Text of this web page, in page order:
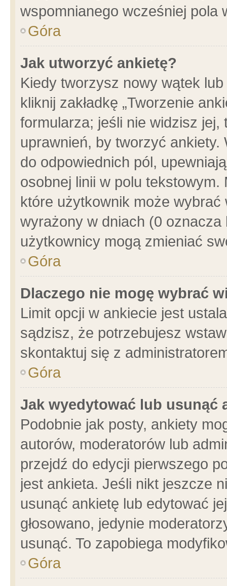
wspomnianego wcześniej pola
Góra
Jak utworzyć ankietę?
Kiedy tworzysz nowy wątek
kliknij zakładkę „Tworzenie
formularza; jeśli nie widzisz
uprawnień, by tworzyć ankiety.
do odpowiednich pól,
osobnej linii w polu
które użytkownik może
wyrażony w dniach (0
użytkownicy mogą zmieniać
Góra
Dlaczego nie mogę wybrać
Limit opcji w ankiecie jest
sądzisz, że potrzebujesz
skontaktuj się z
Góra
Jak wyedytować lub usunąć
Podobnie jak posty, ankiety
autorów, moderatorów lub
przejdź do edycji pierwszego
jest ankieta. Jeśli nikt jeszcze
usunąć ankietę lub edytować
głosowano, jedynie
usunąć. To zapobiega
Góra